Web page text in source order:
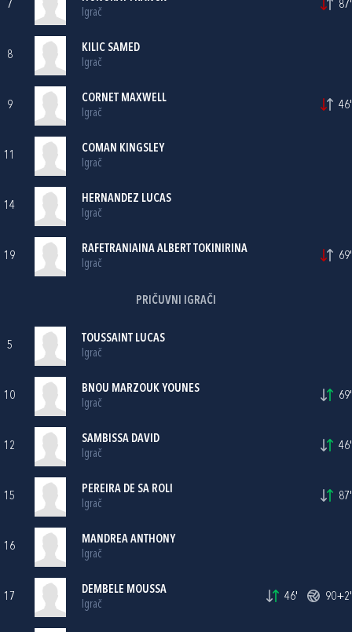
7
Igrač
87'
8
KILIC SAMED
Igrač
9
CORNET MAXWELL
Igrač
46'
11
COMAN KINGSLEY
Igrač
14
HERNANDEZ LUCAS
Igrač
19
RAFETRANIAINA ALBERT TOKINIRINA
Igrač
69'
PRIČUVNI IGRAČI
5
TOUSSAINT LUCAS
Igrač
10
BNOU MARZOUK YOUNES
Igrač
69'
12
SAMBISSA DAVID
Igrač
46'
15
PEREIRA DE SA ROLI
Igrač
87'
16
MANDREA ANTHONY
Igrač
17
DEMBELE MOUSSA
Igrač
46' 90+2'